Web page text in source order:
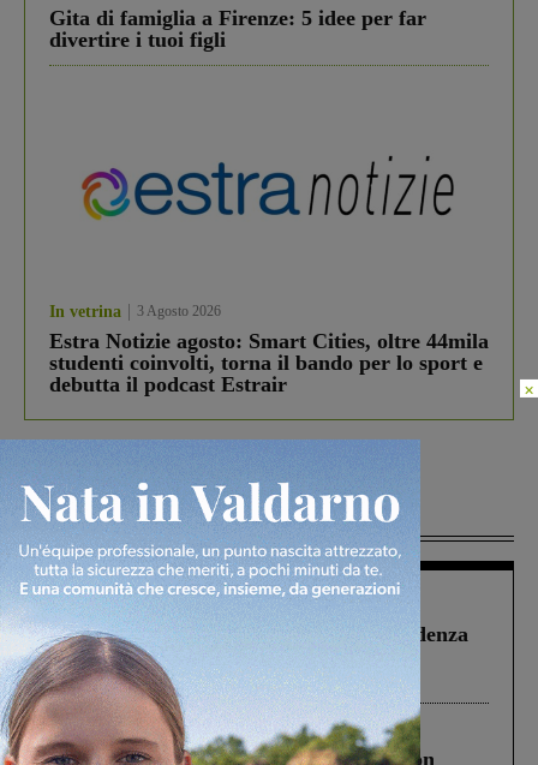
Gita di famiglia a Firenze: 5 idee per far
divertire i tuoi figli
In vetrina 3 Agosto 2026
Estra Notizie agosto: Smart Cities, oltre 44mila
studenti coinvolti, torna il bando per lo sport e
debutta il podcast Estrair
Più lette
Figline Incisa Valdarno 1 Agosto 2026
Piscina di Figline finanziata oltre la scadenza
Pnrr, il gruppo di Fratelli d’Italia: “Un
ringraziamento al Governo”
Cronaca 3 Agosto 2026
Scomparso da una struttura di Castiglion
×